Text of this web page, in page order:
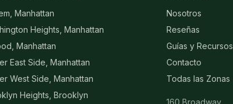
Manhattan
Heights, Manhattan
Manhattan
East Side, Manhattan
West Side, Manhattan
Heights, Brooklyn
Nosotros
Reseñas
Guías y Recursos
Contacto
Todas las Zonas
160 Broadway